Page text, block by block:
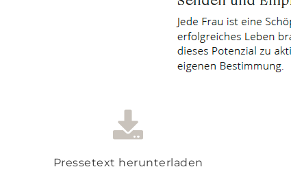
Pressetext herunterladen